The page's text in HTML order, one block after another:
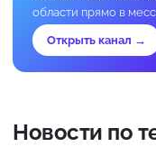
области прямо в
Открыть канал →
Новости по